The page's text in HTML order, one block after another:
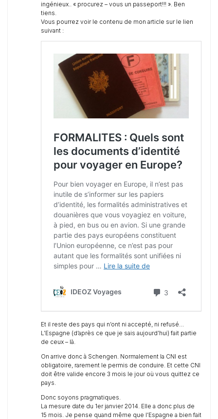
ingénieux.. « procurez – vous un passeport!!! ». Ben
tiens.
Vous pourrez voir le contenu de mon article sur le lien
suivant :
Et il reste des pays qui n’ont ni accepté, ni refusé…
L’Espagne (d’après ce que je sais aujourd’hui) fait partie
de ceux – là.
On arrive donc à Schengen. Normalement la CNI est
obligatoire, rarement le permis de conduire. Et cette CNI
doit être valide encore 3 mois le jour où vous quittez ce
pays.
Donc soyons pragmatiques.
La mesure date du 1er janvier 2014. Elle a donc plus de
15 mois. Je pense quand même que l’Espagne a bien fait